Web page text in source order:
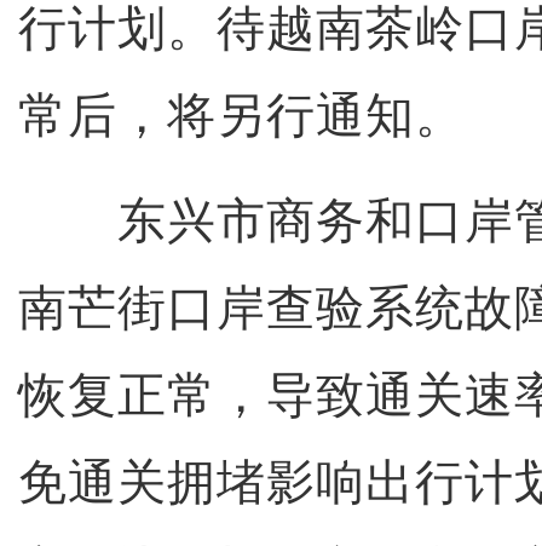
行计划。待越南茶岭口
常后，将另行通知。
东兴市商务和口岸
南芒街口岸查验系统故
恢复正常，导致通关速
免通关拥堵影响出行计